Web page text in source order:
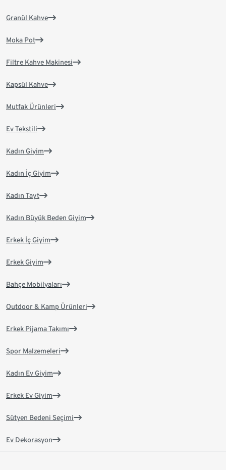
Granül Kahve
Moka Pot
Filtre Kahve Makinesi
Kapsül Kahve
Mutfak Ürünleri
Ev Tekstili
Kadın Giyim
Kadın İç Giyim
Kadın Tayt
Kadın Büyük Beden Giyim
Erkek İç Giyim
Erkek Giyim
Bahçe Mobilyaları
Outdoor & Kamp Ürünleri
Erkek Pijama Takımı
Spor Malzemeleri
Kadın Ev Giyim
Erkek Ev Giyim
Sütyen Bedeni Seçimi
Ev Dekorasyon